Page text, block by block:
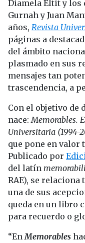
Diamela Eltit y los
Gurnah y Juan
años, Revista
páginas a
del ámbito
plasmado en sus
mensajes tan
trascendencia, a
Con el objetivo de
nace:Memorables.
Universitaria (1994-
que pone en valor
Publicado por
del latín
RAE), se
una de sus
queda en un libro
para recuerdo o
“EnMemorables